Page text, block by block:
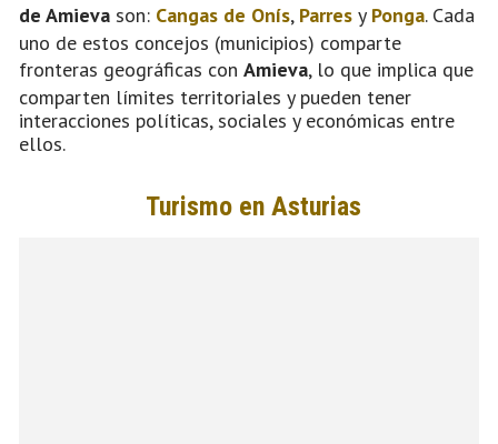
de Amieva son: Cangas de Onís, Parres y Ponga. Cada
uno de estos concejos (municipios) comparte
fronteras geográficas con Amieva, lo que implica que
comparten límites territoriales y pueden tener
interacciones políticas, sociales y económicas entre
ellos.